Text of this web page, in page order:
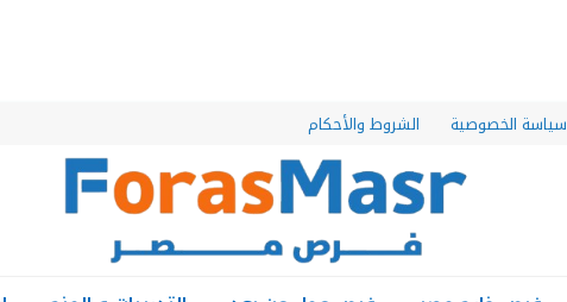
سياسة الخصوصية الشروط والأحكام